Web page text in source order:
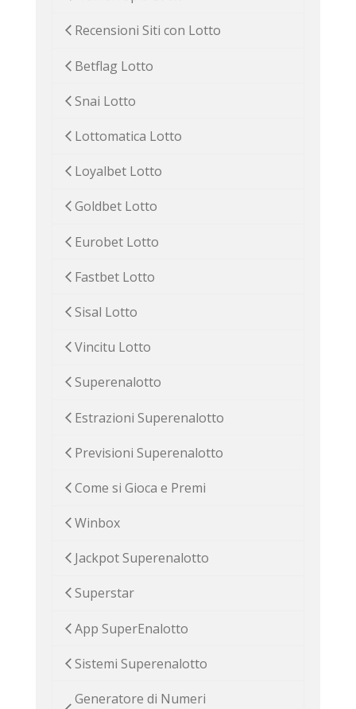
Recensioni Siti con Lotto
Betflag Lotto
Snai Lotto
Lottomatica Lotto
Loyalbet Lotto
Goldbet Lotto
Eurobet Lotto
Fastbet Lotto
Sisal Lotto
Vincitu Lotto
Superenalotto
Estrazioni Superenalotto
Previsioni Superenalotto
Come si Gioca e Premi
Winbox
Jackpot Superenalotto
Superstar
App SuperEnalotto
Sistemi Superenalotto
Generatore di Numeri